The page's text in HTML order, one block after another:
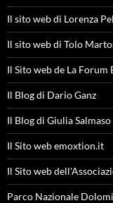
Il sito web di Lorenza
Il sito web di Tolo
Il Sito web de La
Il Blog di Dario Ganz
Il Blog di Giulia Salmaso
Il Sito web emoxtion.it
Il Sito web
Parco Nazionale